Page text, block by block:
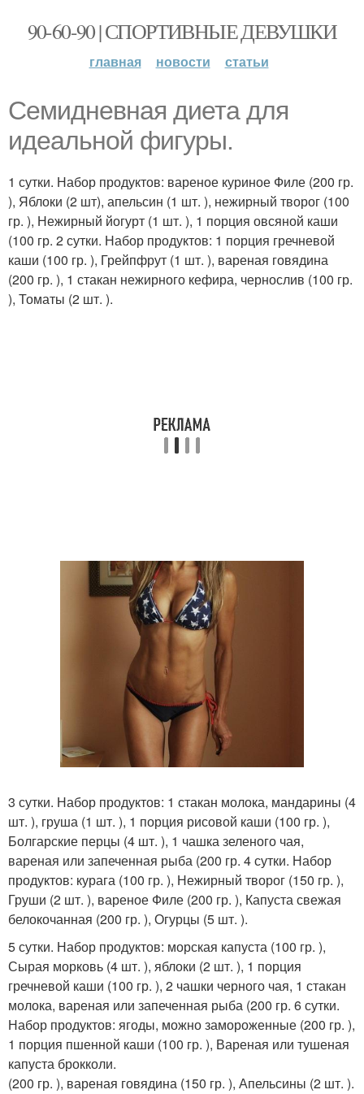
90-60-90 | СПОРТИВНЫЕ ДЕВУШКИ
главная новости статьи
Семидневная диета для
идеальной фигуры.
1 сутки. Набор продуктов: вареное куриное Филе (200 гр.
), Яблоки (2 шт), апельсин (1 шт. ), нежирный творог (100
гр. ), Нежирный йогурт (1 шт. ), 1 порция овсяной каши
(100 гр. 2 сутки. Набор продуктов: 1 порция гречневой
каши (100 гр. ), Грейпфрут (1 шт. ), вареная говядина
(200 гр. ), 1 стакан нежирного кефира, чернослив (100 гр.
), Томаты (2 шт. ).
3 сутки. Набор продуктов: 1 стакан молока, мандарины (4
шт. ), груша (1 шт. ), 1 порция рисовой каши (100 гр. ),
Болгарские перцы (4 шт. ), 1 чашка зеленого чая,
вареная или запеченная рыба (200 гр. 4 сутки. Набор
продуктов: курага (100 гр. ), Нежирный творог (150 гр. ),
Груши (2 шт. ), вареное Филе (200 гр. ), Капуста свежая
белокочанная (200 гр. ), Огурцы (5 шт. ).
5 сутки. Набор продуктов: морская капуста (100 гр. ),
Сырая морковь (4 шт. ), яблоки (2 шт. ), 1 порция
гречневой каши (100 гр. ), 2 чашки черного чая, 1 стакан
молока, вареная или запеченная рыба (200 гр. 6 сутки.
Набор продуктов: ягоды, можно замороженные (200 гр. ),
1 порция пшенной каши (100 гр. ), Вареная или тушеная
капуста брокколи.
(200 гр. ), вареная говядина (150 гр. ), Апельсины (2 шт. ).